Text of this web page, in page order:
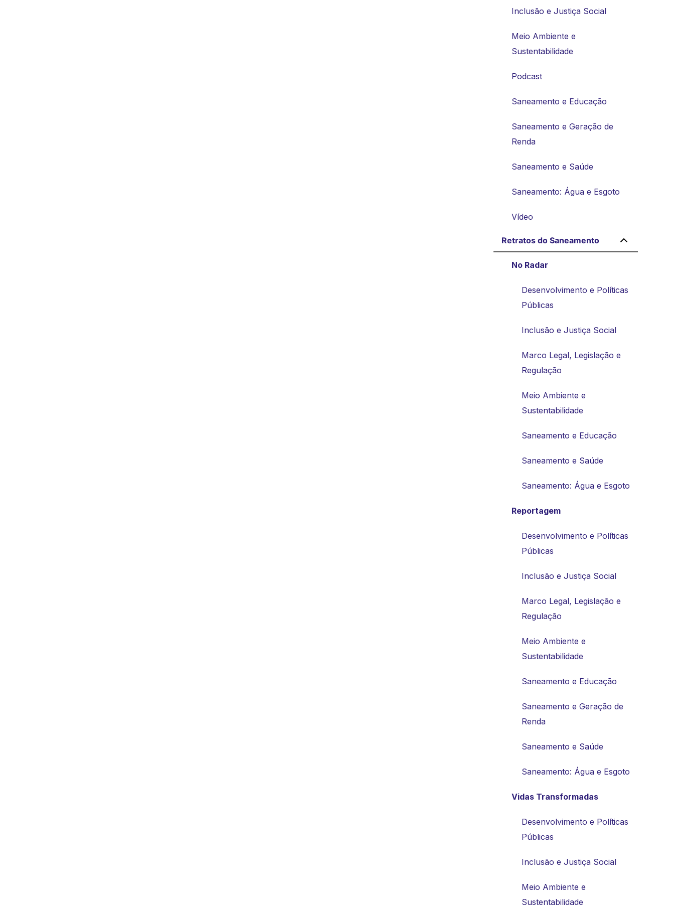
Inclusão e Justiça Social
Meio Ambiente e
Sustentabilidade
Podcast
Saneamento e Educação
Saneamento e Geração de
Renda
Saneamento e Saúde
Saneamento: Água e Esgoto
Vídeo
Retratos do Saneamento
No Radar
Desenvolvimento e Políticas
Públicas
Inclusão e Justiça Social
Marco Legal, Legislação e
Regulação
Meio Ambiente e
Sustentabilidade
Saneamento e Educação
Saneamento e Saúde
Saneamento: Água e Esgoto
Reportagem
Desenvolvimento e Políticas
Públicas
Inclusão e Justiça Social
Marco Legal, Legislação e
Regulação
Meio Ambiente e
Sustentabilidade
Saneamento e Educação
Saneamento e Geração de
Renda
Saneamento e Saúde
Saneamento: Água e Esgoto
Vidas Transformadas
Desenvolvimento e Políticas
Públicas
Inclusão e Justiça Social
Meio Ambiente e
Sustentabilidade